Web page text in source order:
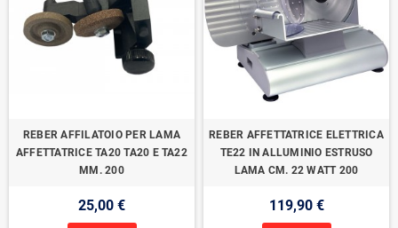
REBER AFFILATOIO PER LAMA
AFFETTATRICE TA20 TA20 E TA22
MM. 200
25,00 €
REBER AFFETTATRICE ELETTRICA
TE22 IN ALLUMINIO ESTRUSO
LAMA CM. 22 WATT 200
119,90 €